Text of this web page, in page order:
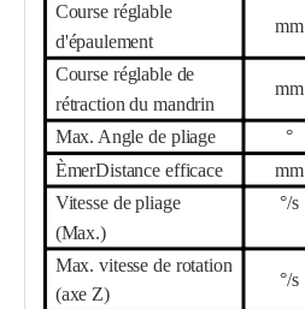
Course réglable
d'épaulement
mm
Course réglable de
rétraction du mandrin
mm
Max. Angle de pliage °
ÈmerDistance efficace mm
Vitesse de pliage
(Max.)
°/s
Max. vitesse de rotation
(axe Z)
°/s